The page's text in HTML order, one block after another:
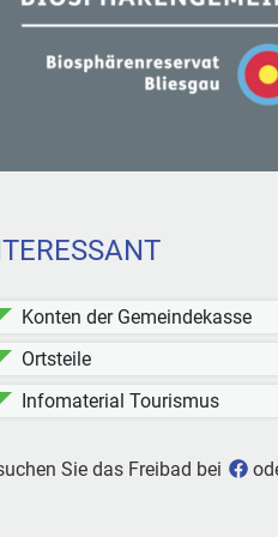
Konten der Gemeindekasse
Ortsteile
Infomaterial Tourismus
Sie das Freibad bei